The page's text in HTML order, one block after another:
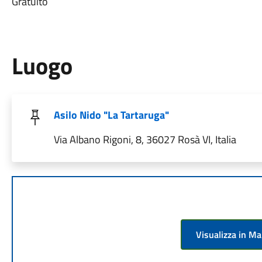
Luogo
Asilo Nido "La Tartaruga"
Via Albano Rigoni, 8, 36027 Rosà VI, Italia
Visualizza in